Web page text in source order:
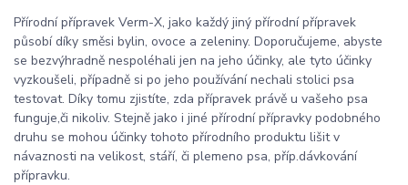
Přírodní přípravek Verm-X, jako každý jiný přírodní přípravek
působí díky směsi bylin, ovoce a zeleniny. Doporučujeme, abyste
se bezvýhradně nespoléhali jen na jeho účinky, ale tyto účinky
vyzkoušeli, případně si po jeho používání nechali stolici psa
testovat. Díky tomu zjistíte, zda přípravek právě u vašeho psa
funguje,či nikoliv. Stejně jako i jiné přírodní přípravky podobného
druhu se mohou účinky tohoto přírodního produktu lišit v
návaznosti na velikost, stáří, či plemeno psa, příp.dávkování
přípravku.